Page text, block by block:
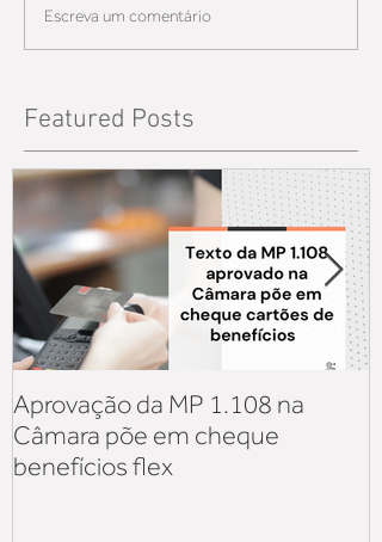
Escreva um comentário
Featured Posts
Aprovação da MP 1.108 na
Câmara põe em cheque
benefícios flex